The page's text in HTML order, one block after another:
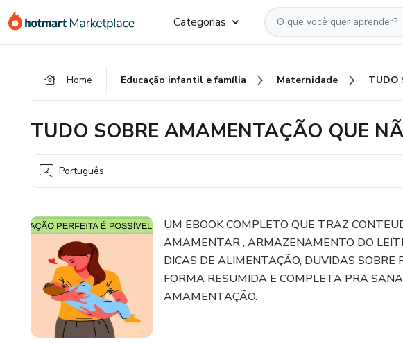
para
para
para
Categorias
Home Educação infantil e família Maternidade
TUDO SOBRE AMAMENTAÇÃO QUE
Português
UM EBOOK COMPLETO QUE TRAZ
AMAMENTAR , ARMAZENAMENTO DO
DICAS DE ALIMENTAÇÃO, DUVIDAS
FORMA RESUMIDA E COMPLETA PRA
AMAMENTAÇÃO.